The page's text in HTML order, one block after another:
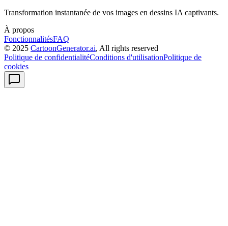
Transformation instantanée de vos images en dessins IA captivants.
À propos
FonctionnalitésFAQ
© 2025 CartoonGenerator.ai, All rights reserved
Politique de confidentialitéConditions d'utilisationPolitique de
cookies